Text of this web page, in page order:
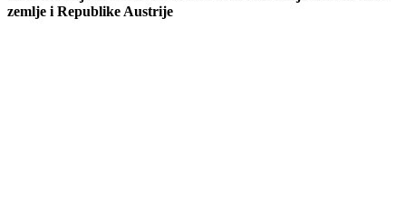
Podijeli: